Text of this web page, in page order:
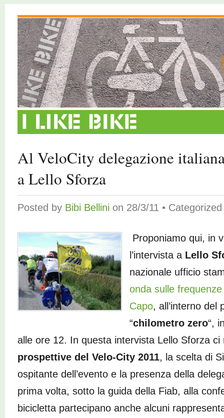
Al VeloCity delegazione
a Lello Sforza
Posted by Bibi Bellini on 28/3/11 •
Proponiamo qui, in
l’intervista a Lello
nazionale ufficio
onda sulle
Capo, all’interno del
“chilometro zero“,
alle ore 12. In questa intervista Lello Sforza
prospettive del Velo-City 2011, la scelta di
ospitante dell’evento e la presenza della
prima volta, sotto la guida della Fiab, alla
bicicletta partecipano anche alcuni